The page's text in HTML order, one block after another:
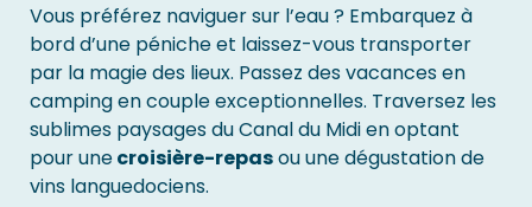
Vous préférez naviguer sur l’eau ? Embarquez à
bord d’une péniche et laissez-vous transporter
par la magie des lieux. Passez des vacances en
camping en couple exceptionnelles. Traversez les
sublimes paysages du Canal du Midi en optant
pour unecroisière-repasou une dégustation de
vins languedociens.